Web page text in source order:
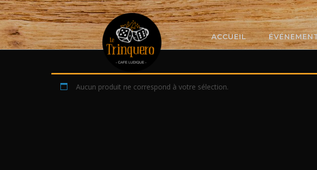
Skip
to
content
ACCUEIL
Aucun produit ne correspond à votre sélection.